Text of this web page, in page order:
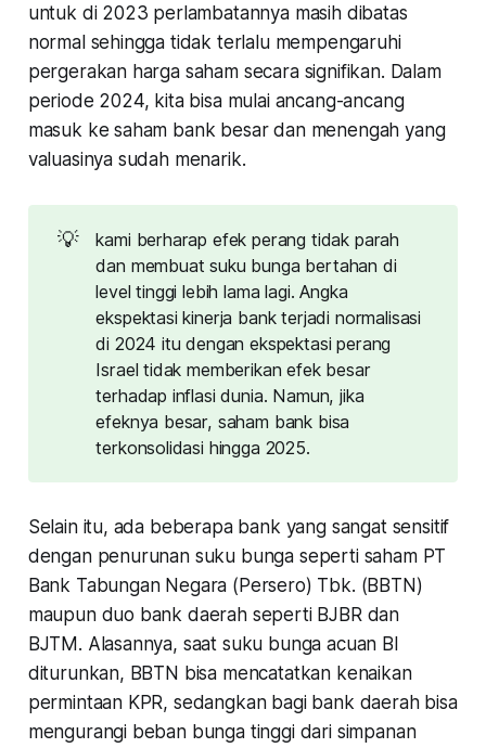
untuk di 2023 perlambatannya masih dibatas
normal sehingga tidak terlalu mempengaruhi
pergerakan harga saham secara signifikan. Dalam
periode 2024, kita bisa mulai ancang-ancang
masuk ke saham bank besar dan menengah yang
valuasinya sudah menarik.
💡
kami berharap efek perang tidak parah
dan membuat suku bunga bertahan di
level tinggi lebih lama lagi. Angka
ekspektasi kinerja bank terjadi normalisasi
di 2024 itu dengan ekspektasi perang
Israel tidak memberikan efek besar
terhadap inflasi dunia. Namun, jika
efeknya besar, saham bank bisa
terkonsolidasi hingga 2025.
Selain itu, ada beberapa bank yang sangat sensitif
dengan penurunan suku bunga seperti saham PT
Bank Tabungan Negara (Persero) Tbk. (BBTN)
maupun duo bank daerah seperti BJBR dan
BJTM. Alasannya, saat suku bunga acuan BI
diturunkan, BBTN bisa mencatatkan kenaikan
permintaan KPR, sedangkan bagi bank daerah bisa
mengurangi beban bunga tinggi dari simpanan